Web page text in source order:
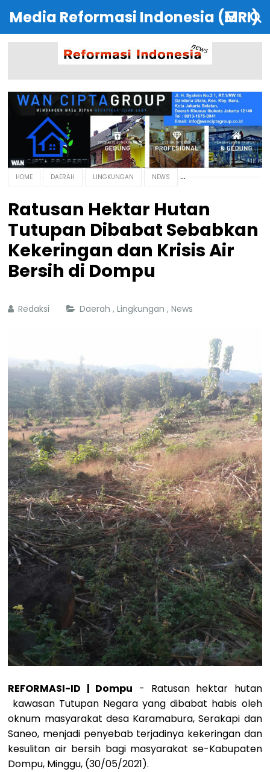
Media Reformasi Indonesia (MRI)
HOME DAERAH LINGKUNGAN NEWS
Ratusan Hektar Hutan
Tutupan Dibabat Sebabkan
Kekeringan dan Krisis Air
Bersih di Dompu
Redaksi Daerah,Lingkungan,News
REFORMASI-ID | Dompu - Ratusan hektar hutan
kawasan Tutupan Negara yang dibabat habis oleh
oknum masyarakat desa Karamabura, Serakapi dan
Saneo, menjadi penyebab terjadinya kekeringan dan
kesulitan air bersih bagi masyarakat se-Kabupaten
Dompu, Minggu, (30/05/2021).